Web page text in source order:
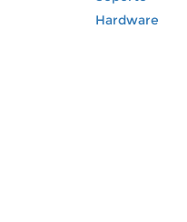
Hardware